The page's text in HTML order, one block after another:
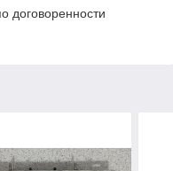
договоренности